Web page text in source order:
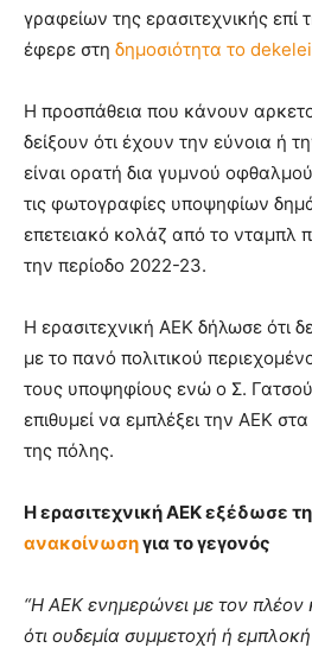
γραφείων της ερασιτεχνικής
έφερε στη δημοσιότητα το
Η προσπάθεια που κάνουν
δείξουν ότι έχουν την εύνοια ή
είναι ορατή δια γυμνού
τις φωτογραφίες υποψηφίων
επετειακό κολάζ από το νταμπλ
την περίοδο 2022-23.
Η ερασιτεχνική ΑΕΚ δήλωσε ότι
με το πανό πολιτικού
τους υποψηφίους ενώ ο Σ.
επιθυμεί να εμπλέξει την ΑΕΚ
της πόλης.
Η ερασιτεχνική ΑΕΚ εξέδωσε
ανακοίνωσηγια το γεγονός
“Η ΑΕΚ ενημερώνει με τον πλέον
ότι ουδεμία συμμετοχή ή